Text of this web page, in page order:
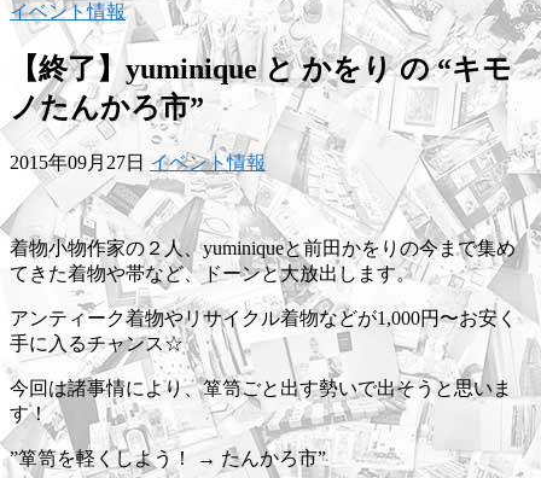
イベント情報
【終了】yuminique と かをり の “キモ
ノたんかろ市”
2015年09月27日 イベント情報
着物小物作家の２人、yuminiqueと前田かをりの今まで集め
てきた着物や帯など、ドーンと大放出します。
アンティーク着物やリサイクル着物などが1,000円〜お安く
手に入るチャンス☆
今回は諸事情により、箪笥ごと出す勢いで出そうと思いま
す！
”箪笥を軽くしよう！ → たんかろ市”